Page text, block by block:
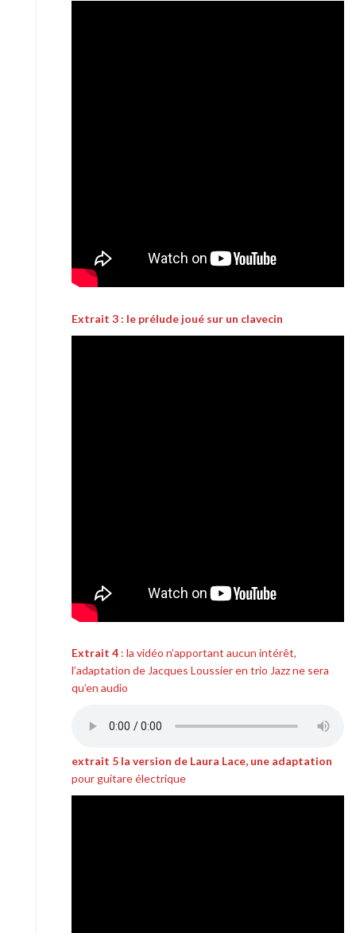
Extrait 3 : le prélude joué sur un clavecin
Extrait 4 : la vidéo n’apportant aucun intérêt,
l’adaptation de Jacques Loussier en trio Jazz ne sera
qu’en audio
extrait 5 la version de Laura Lace, une adaptation
pour guitare électrique